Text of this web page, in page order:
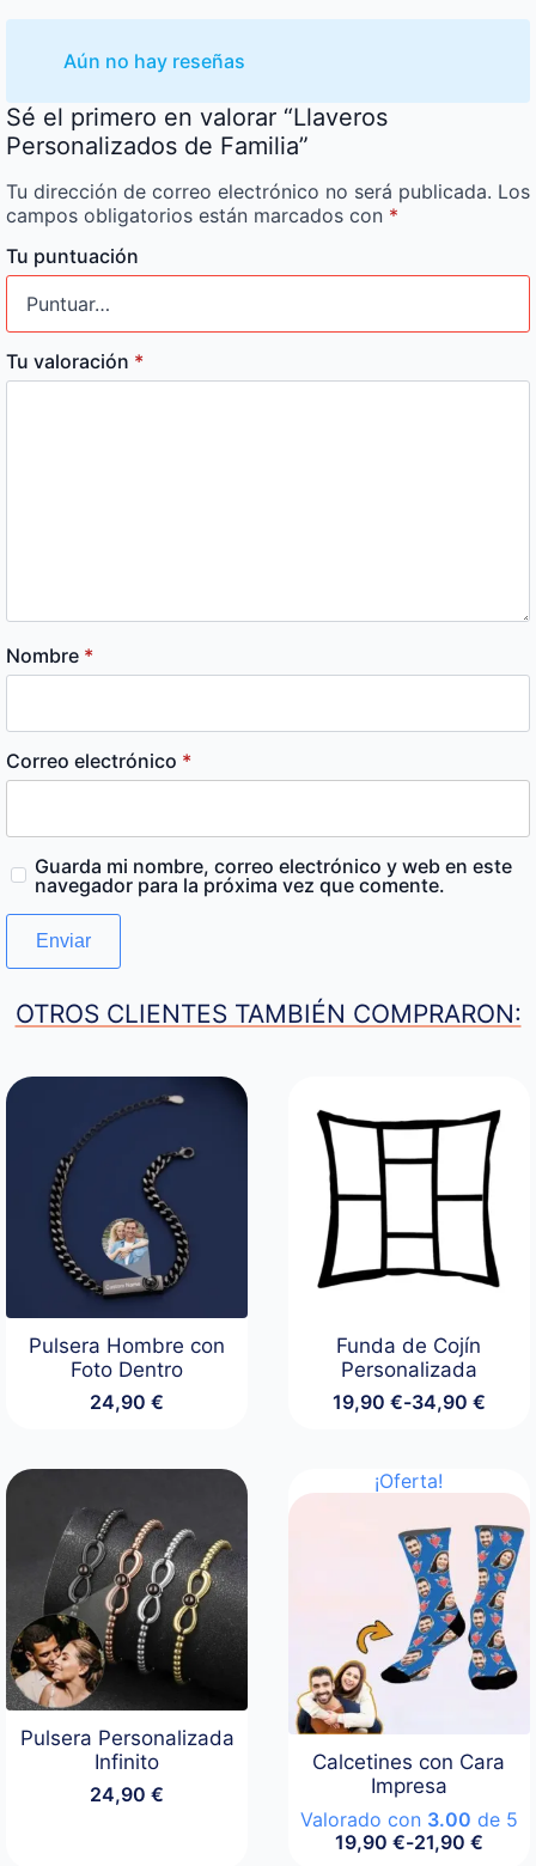
Aún no hay reseñas
Sé el primero en valorar “Llaveros
Personalizados de Familia”
Tu dirección de correo electrónico no será publicada. Los
campos obligatorios están marcados con *
Tu puntuación
Tu valoración *
Nombre *
Correo electrónico *
Guarda mi nombre, correo electrónico y web en este
navegador para la próxima vez que comente.
OTROS CLIENTES TAMBIÉN COMPRARON:
Pulsera Hombre con
Foto Dentro
24,90€
Funda de Cojín
Personalizada
19,90 €-34,90 €
Rango
desde
hasta
34,90 €
Pulsera Personalizada
Infinito
24,90€
¡Oferta!
Calcetines con Cara
Impresa
Valorado con 3.00 de 5
19,90 €-21,90 €
Rango